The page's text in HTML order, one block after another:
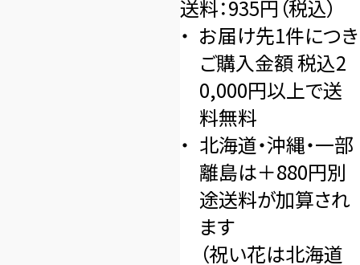
送料：935円（税込）
お届け先1件につき
ご購入金額 税込2
0,000円以上で送
料無料
北海道・沖縄・一部
離島は＋880円別
途送料が加算され
ます
（祝い花は北海道